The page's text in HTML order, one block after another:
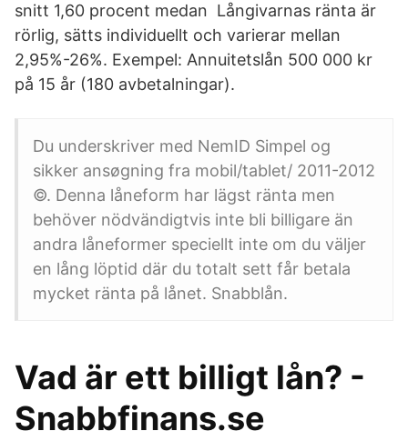
snitt 1,60 procent medan Långivarnas ränta är
rörlig, sätts individuellt och varierar mellan
2,95%-26%. Exempel: Annuitetslån 500 000 kr
på 15 år (180 avbetalningar).
Du underskriver med NemID Simpel og
sikker ansøgning fra mobil/tablet/ 2011-2012
©. Denna låneform har lägst ränta men
behöver nödvändigtvis inte bli billigare än
andra låneformer speciellt inte om du väljer
en lång löptid där du totalt sett får betala
mycket ränta på lånet. Snabblån.
Vad är ett billigt lån? -
Snabbfinans.se